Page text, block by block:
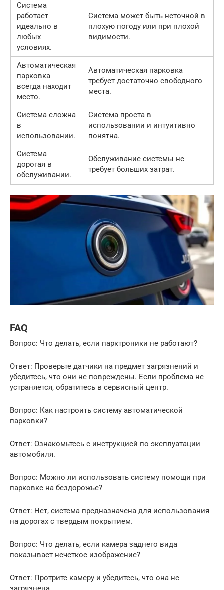
Система
работает
идеально в
любых
условиях.
Система может быть неточной в
плохую погоду или при плохой
видимости.
Автоматическая
парковка
всегда находит
место.
Автоматическая парковка
требует достаточно свободного
места.
Система сложна
в
использовании.
Система проста в
использовании и интуитивно
понятна.
Система
дорогая в
обслуживании.
Обслуживание системы не
требует больших затрат.
FAQ
Вопрос: Что делать, если парктроники не работают?
Ответ: Проверьте датчики на предмет загрязнений и
убедитесь, что они не повреждены. Если проблема не
устраняется, обратитесь в сервисный центр.
Вопрос: Как настроить систему автоматической
парковки?
Ответ: Ознакомьтесь с инструкцией по эксплуатации
автомобиля.
Вопрос: Можно ли использовать систему помощи при
парковке на бездорожье?
Ответ: Нет, система предназначена для использования
на дорогах с твердым покрытием.
Вопрос: Что делать, если камера заднего вида
показывает нечеткое изображение?
Ответ: Протрите камеру и убедитесь, что она не